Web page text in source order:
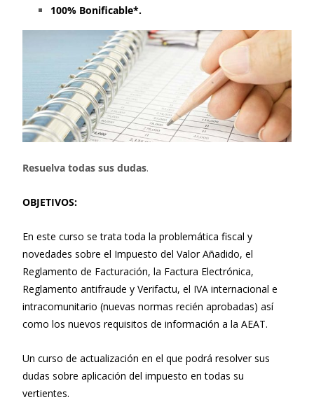
100% Bonificable*.
Resuelva todas sus dudas.
OBJETIVOS:
En este curso se trata toda la problemática fiscal y
novedades sobre el Impuesto del Valor Añadido, el
Reglamento de Facturación, la Factura Electrónica,
Reglamento antifraude y Verifactu, el IVA internacional e
intracomunitario (nuevas normas recién aprobadas) así
como los nuevos requisitos de información a la AEAT.
Un curso de actualización en el que podrá resolver sus
dudas sobre aplicación del impuesto en todas su
vertientes.